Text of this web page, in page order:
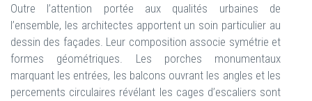
Outre l’attention portée aux qualités urbaines de
l’ensemble, les architectes apportent un soin particulier au
dessin des façades. Leur composition associe symétrie et
formes géométriques. Les porches monumentaux
marquant les entrées, les balcons ouvrant les angles et les
percements circulaires révélant les cages d’escaliers sont